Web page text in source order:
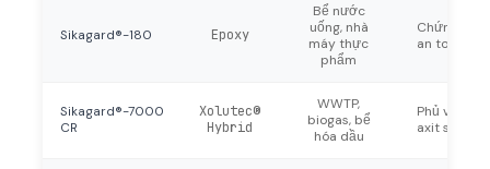
Sikagard®-180 Epoxy
Bể nước
uống, nhà
máy thực
phẩm
Chứng
an toàn
Sikagard®-7000
CR
Xolutec®
Hybrid
WWTP,
biogas, bể
hóa dầu
Phủ vết
axit